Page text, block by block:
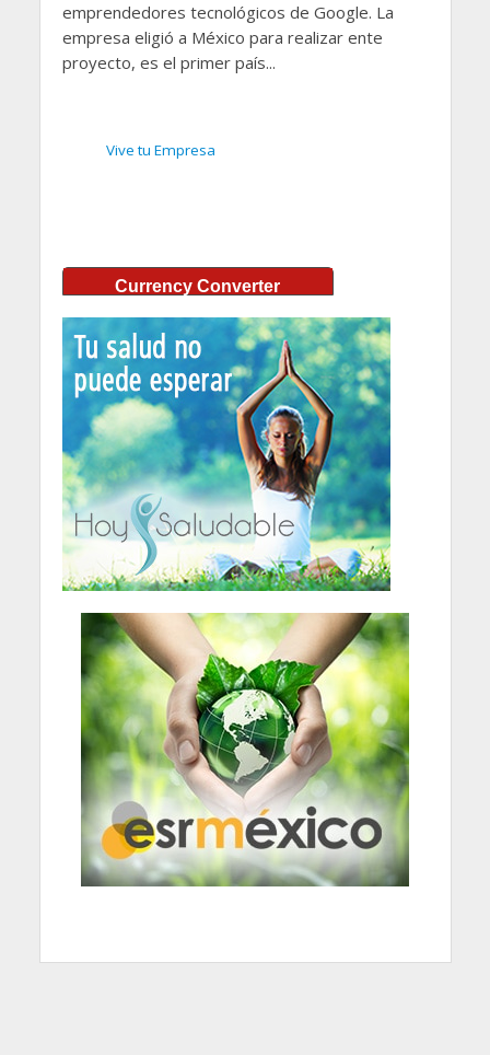
emprendedores tecnológicos de Google. La
empresa eligió a México para realizar ente
proyecto, es el primer país...
Vive tu Empresa
Currency Converter